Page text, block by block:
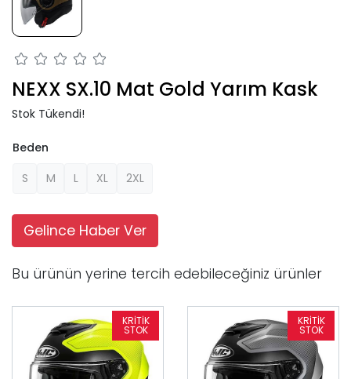
NEXX SX.10 Mat Gold Yarım Kask
Stok Tükendi!
Beden
S
M L XL 2XL
Gelince Haber Ver
Bu ürünün yerine tercih edebileceğiniz ürünler